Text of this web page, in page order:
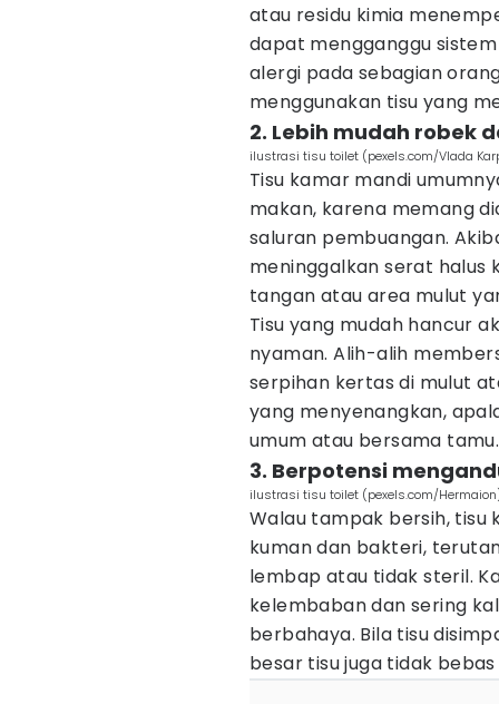
atau residu kimia
dapat mengganggu
alergi pada sebagian
menggunakan tisu yang
2. Lebih mudah robek
ilustrasi tisu toilet (pexels.com/Vlada
Tisu kamar mandi
makan, karena memang
saluran pembuangan.
meninggalkan serat halus
tangan atau area mulut
Tisu yang mudah hancur
nyaman. Alih-alih
serpihan kertas di mulut
yang menyenangkan,
umum atau bersama tamu.
3. Berpotensi
ilustrasi tisu toilet (pexels.com/
Walau tampak bersih, tisu
kuman dan bakteri,
lembap atau tidak steril.
kelembaban dan sering
berbahaya. Bila tisu
besar tisu juga tidak